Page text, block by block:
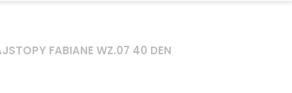
FABIANE WZ.07 40 DEN